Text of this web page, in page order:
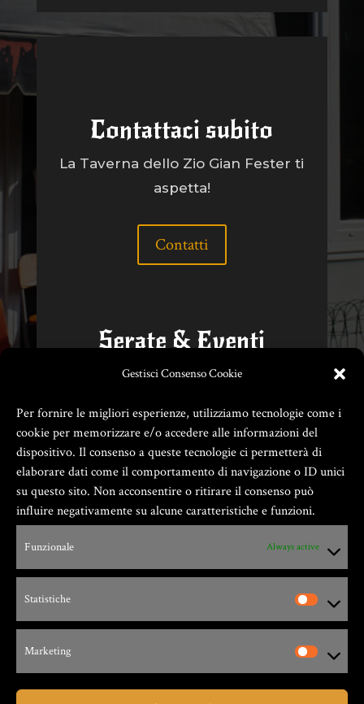
Gestisci Consenso Cookie
Per fornire le migliori esperienze, utilizziamo tecnologie come i
cookie per memorizzare e/o accedere alle informazioni del
dispositivo. Il consenso a queste tecnologie ci permetterà di
elaborare dati come il comportamento di navigazione o ID unici
su questo sito. Non acconsentire o ritirare il consenso può
influire negativamente su alcune caratteristiche e funzioni.
Funzionale Always active
Statistiche
Marketing
Contattaci subito
La Taverna dello Zio Gian Fester ti
aspetta!
Contatti
Serate & Eventi
Non perderti le nostre serate a
Eventi e News